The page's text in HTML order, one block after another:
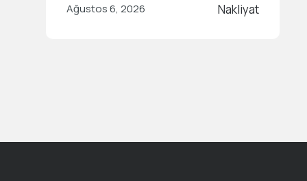
Ağustos 6, 2026